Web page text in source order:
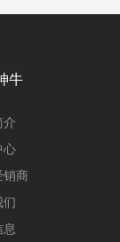
牛
介
心
商
们
息